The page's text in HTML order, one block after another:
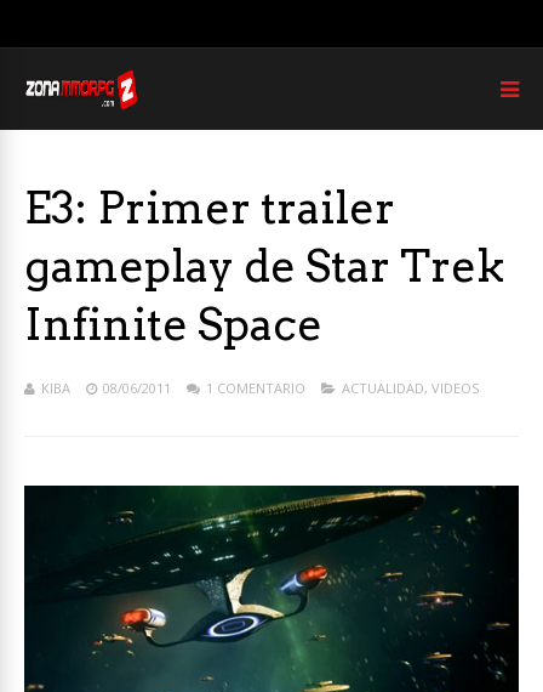
E3: Primer trailer
gameplay de Star Trek
Infinite Space
KIBA 08/06/2011 1 COMENTARIO ACTUALIDAD, VIDEOS